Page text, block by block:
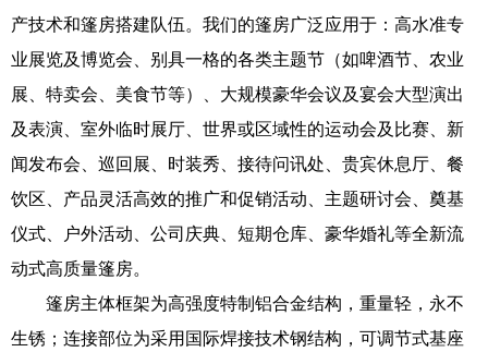
产技术和篷房搭建队伍。我们的篷房广泛应用于：高水准专
业展览及博览会、别具一格的各类主题节（如啤酒节、农业
展、特卖会、美食节等）、大规模豪华会议及宴会大型演出
及表演、室外临时展厅、世界或区域性的运动会及比赛、新
闻发布会、巡回展、时装秀、接待问讯处、贵宾休息厅、餐
饮区、产品灵活高效的推广和促销活动、主题研讨会、奠基
仪式、户外活动、公司庆典、短期仓库、豪华婚礼等全新流
动式高质量篷房。
篷房主体框架为高强度特制铝合金结构，重量轻，永不
生锈；连接部位为采用国际焊接技术钢结构，可调节式基座